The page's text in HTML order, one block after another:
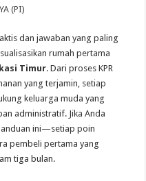
(PI)
dan jawaban yang paling
rumah pertama
Timur. Dari proses KPR
yang terjamin, setiap
keluarga muda yang
administratif. Jika Anda
ini—setiap poin
pembeli pertama yang
tiga bulan.